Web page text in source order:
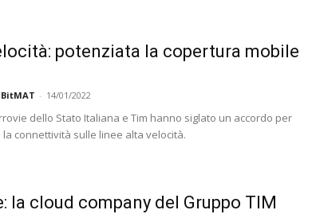
potenziata la copertura mobile
- 14/01/2022
dello Stato Italiana e Tim hanno siglato un accordo per
connettività sulle linee alta velocità.
la cloud company del Gruppo TIM